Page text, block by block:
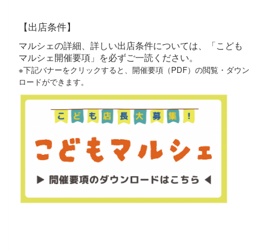
【出店条件】
マルシェの詳細、詳しい出店条件については、「こども
マルシェ開催要項」を必ずご一読ください。
※下記バナーをクリックすると、開催要項（PDF）の閲覧・ダウン
ロードができます。